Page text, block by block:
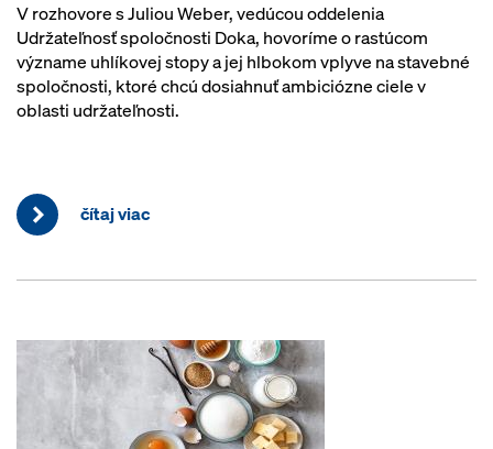
V rozhovore s Juliou Weber, vedúcou oddelenia
Udržateľnosť spoločnosti Doka, hovoríme o rastúcom
význame uhlíkovej stopy a jej hlbokom vplyve na stavebné
spoločnosti, ktoré chcú dosiahnuť ambiciózne ciele v
oblasti udržateľnosti.
čítaj viac